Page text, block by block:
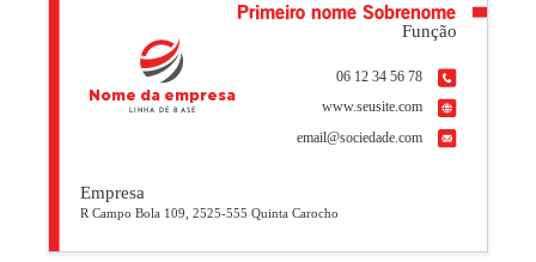
Empresa
R Campo Bola 109, 2525-555 Quinta Carocho
www.seusite.com
email@sociedade.com
Função
06 12 34 56 78
Primeiro nome Sobrenome
Nome da empresa
Linha de base